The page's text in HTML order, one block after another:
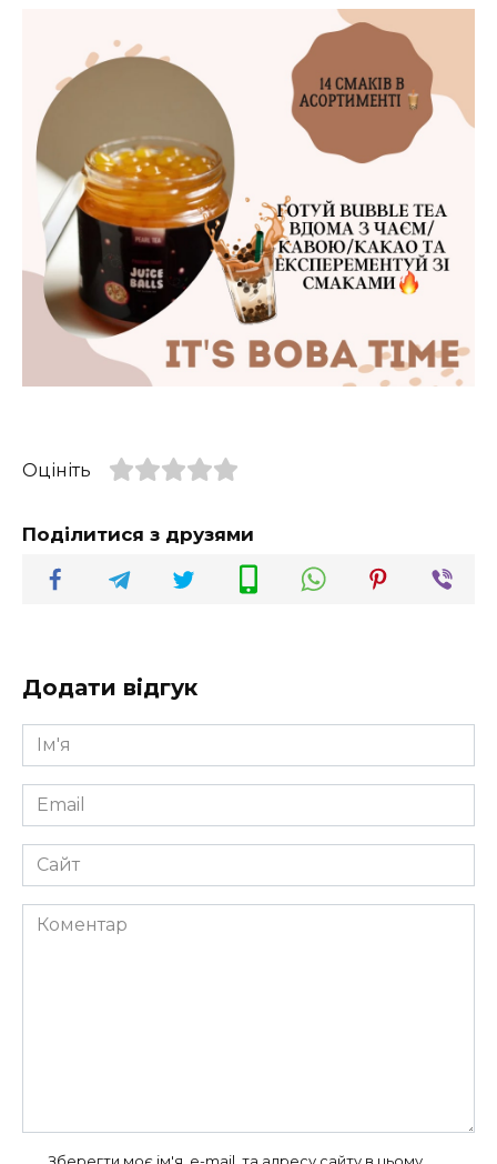
Оцініть
Поділитися з друзями
Додати відгук
Ім'я
*
Email
*
Сайт
Коментар